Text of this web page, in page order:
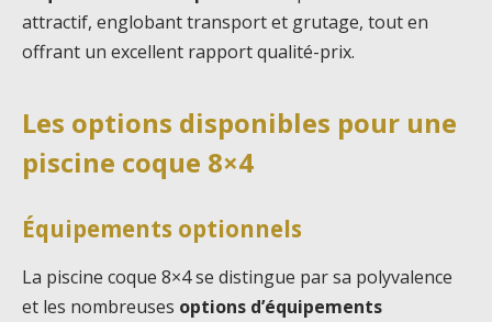
attractif, englobant transport et grutage, tout en
offrant un excellent rapport qualité-prix.
Les options disponibles pour une
piscine coque 8×4
Équipements optionnels
La piscine coque 8×4 se distingue par sa polyvalence
et les nombreuses options d’équipements